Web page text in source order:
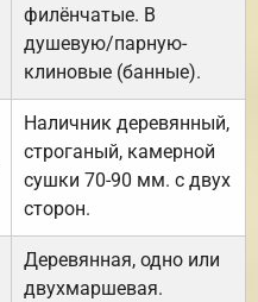
филёнчатые. В
душевую/парную-
клиновые (банные).
Наличник деревянный,
строганый, камерной
сушки 70-90 мм. с двух
сторон.
Деревянная, одно или
двухмаршевая.